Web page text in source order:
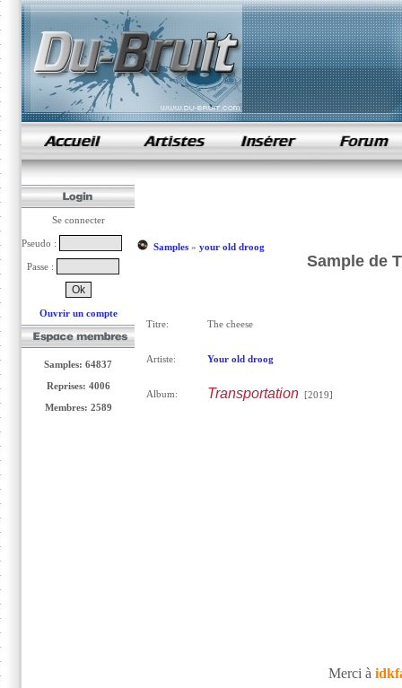
samples de rap
Se connecter
Pseudo :
Passe :
Ouvrir un compte
Samples: 64837
Reprises: 4006
Membres: 2589
Samples» your old droog
Sample de
Titre: The cheese
Artiste: Your old droog
Album: Transportation[2019]
Merci à